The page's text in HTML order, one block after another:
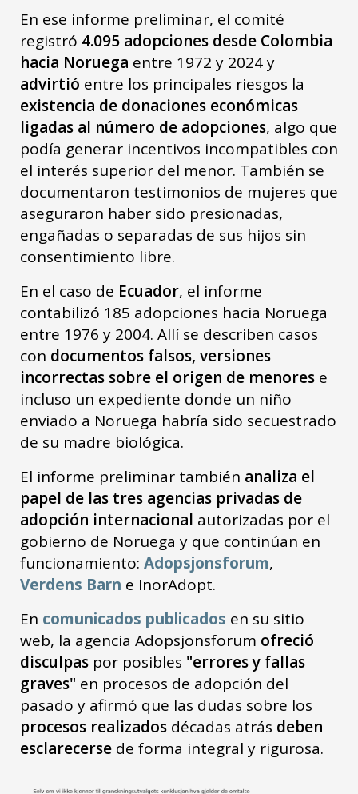
En ese informe preliminar, el comité
registró 4.095 adopciones desde Colombia
hacia Noruega entre 1972 y 2024 y
advirtió entre los principales riesgos la
existencia de donaciones económicas
ligadas al número de adopciones, algo que
podía generar incentivos incompatibles con
el interés superior del menor. También se
documentaron testimonios de mujeres que
aseguraron haber sido presionadas,
engañadas o separadas de sus hijos sin
consentimiento libre.
En el caso de Ecuador, el informe
contabilizó 185 adopciones hacia Noruega
entre 1976 y 2004. Allí se describen casos
con documentos falsos, versiones
incorrectas sobre el origen de menores e
incluso un expediente donde un niño
enviado a Noruega habría sido secuestrado
de su madre biológica.
El informe preliminar también analiza el
papel de las tres agencias privadas de
adopción internacional autorizadas por el
gobierno de Noruega y que continúan en
funcionamiento: Adopsjonsforum,
Verdens Barn e InorAdopt.
En comunicados publicados en su sitio
web, la agencia Adopsjonsforum ofreció
disculpas por posibles "errores y fallas
graves" en procesos de adopción del
pasado y afirmó que las dudas sobre los
procesos realizados décadas atrás deben
esclarecerse de forma integral y rigurosa.